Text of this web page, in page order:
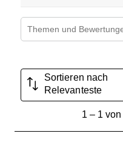
Suchthemen und
Sortieren nach
Relevanteste
1– 1 von